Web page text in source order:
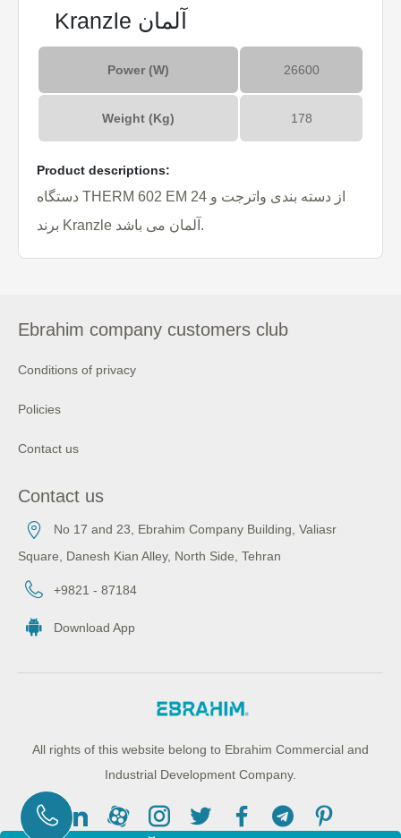
Kranzle آلمان
Power (W) 26600
Weight (Kg) 178
Product descriptions:
دستگاه THERM 602 EM 24 از دسته بندی واترجت و
برند Kranzle آلمان می باشد.
Ebrahim company customers club
Conditions of privacy
Policies
Contact us
Contact us
No 17 and 23, Ebrahim Company Building, Valiasr
Square, Danesh Kian Alley, North Side, Tehran
+9821 - 87184
Download App
All rights of this website belong to Ebrahim Commercial and
Industrial Development Company.